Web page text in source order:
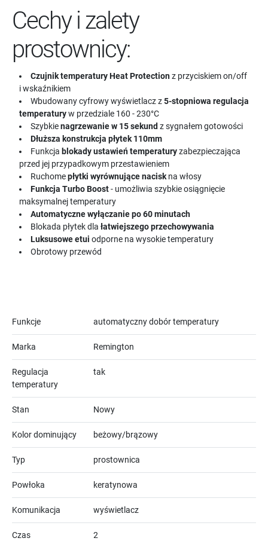
Cechy i zalety
prostownicy:
Czujnik temperatury Heat Protectionz przyciskiem on/off
i wskaźnikiem
Wbudowany cyfrowy wyświetlacz z5-stopniowa regulacja
temperaturyw przedziale 160 - 230°C
Szybkienagrzewanie w 15 sekund z sygnałem gotowości
Dłuższa konstrukcja płytek 110mm
Funkcja blokady ustawień temperaturyzabezpieczająca
przed jej przypadkowym przestawieniem
Ruchomepłytki wyrównujące nacisk na włosy
Funkcja Turbo Boost- umożliwia szybkie osiągnięcie
maksymalnej temperatury
Automatyczne wyłączanie po 60 minutach
Blokada płytek dlałatwiejszego przechowywania
Luksusowe etui odporne na wysokie temperatury
Obrotowy przewód
Funkcje automatyczny dobór temperatury
Marka Remington
Regulacja
temperatury
tak
Stan Nowy
Kolor dominujący beżowy/brązowy
Typ prostownica
Powłoka keratynowa
Komunikacja wyświetlacz
Czas
2